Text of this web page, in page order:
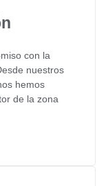
con la
nuestros
hemos
de la zona